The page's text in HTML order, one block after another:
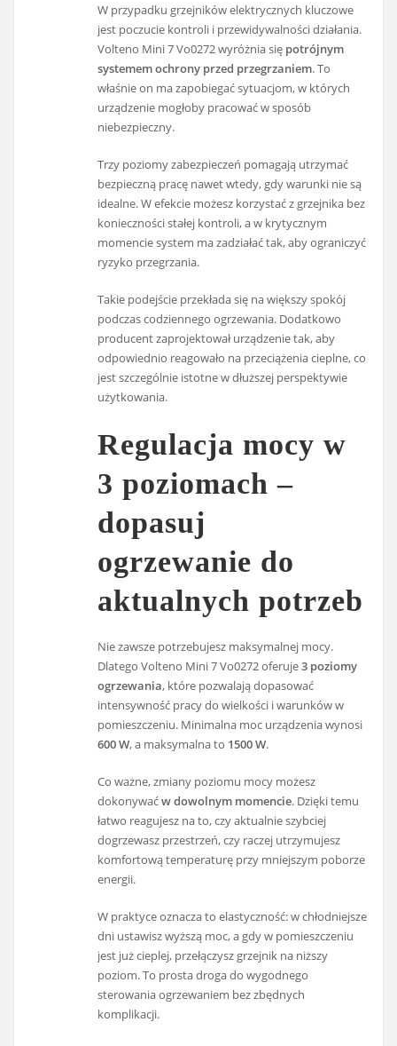
W przypadku grzejników elektrycznych kluczowe
jest poczucie kontroli i przewidywalności działania.
Volteno Mini 7 Vo0272 wyróżnia się potrójnym
systemem ochrony przed przegrzaniem. To
właśnie on ma zapobiegać sytuacjom, w których
urządzenie mogłoby pracować w sposób
niebezpieczny.
Trzy poziomy zabezpieczeń pomagają utrzymać
bezpieczną pracę nawet wtedy, gdy warunki nie są
idealne. W efekcie możesz korzystać z grzejnika bez
konieczności stałej kontroli, a w krytycznym
momencie system ma zadziałać tak, aby ograniczyć
ryzyko przegrzania.
Takie podejście przekłada się na większy spokój
podczas codziennego ogrzewania. Dodatkowo
producent zaprojektował urządzenie tak, aby
odpowiednio reagowało na przeciążenia cieplne, co
jest szczególnie istotne w dłuższej perspektywie
użytkowania.
Regulacja mocy w
3 poziomach –
dopasuj
ogrzewanie do
aktualnych potrzeb
Nie zawsze potrzebujesz maksymalnej mocy.
Dlatego Volteno Mini 7 Vo0272 oferuje3 poziomy
ogrzewania, które pozwalają dopasować
intensywność pracy do wielkości i warunków w
pomieszczeniu. Minimalna moc urządzenia wynosi
600 W, a maksymalna to 1500 W.
Co ważne, zmiany poziomu mocy możesz
dokonywaćw dowolnym momencie. Dzięki temu
łatwo reagujesz na to, czy aktualnie szybciej
dogrzewasz przestrzeń, czy raczej utrzymujesz
komfortową temperaturę przy mniejszym poborze
energii.
W praktyce oznacza to elastyczność: w chłodniejsze
dni ustawisz wyższą moc, a gdy w pomieszczeniu
jest już cieplej, przełączysz grzejnik na niższy
poziom. To prosta droga do wygodnego
sterowania ogrzewaniem bez zbędnych
komplikacji.